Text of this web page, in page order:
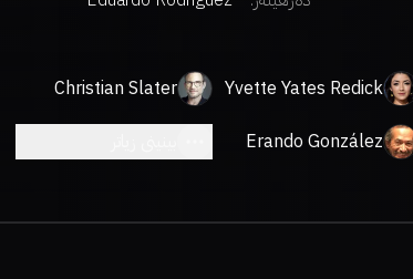
Yvette Yates Redick
Christian Slater
Erando González